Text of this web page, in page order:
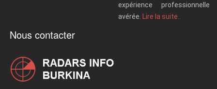
expérience professionnelle
avérée.
Lire la suite..
Nous contacter